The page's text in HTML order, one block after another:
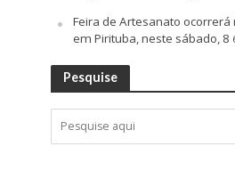
Feira de Artesanato ocorrerá
em Pirituba, neste sábado, 8
Pesquise